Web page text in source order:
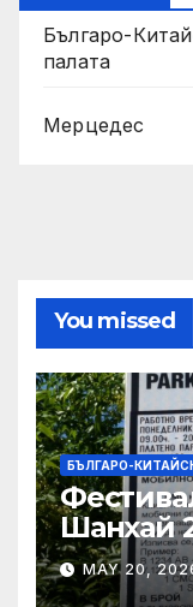
Българо-
палaта
Мерцедес
You missed
БЪЛГАРО-
Шанхай
MAY 20,